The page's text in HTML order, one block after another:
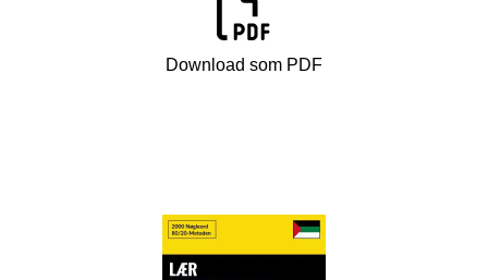
Download som PDF